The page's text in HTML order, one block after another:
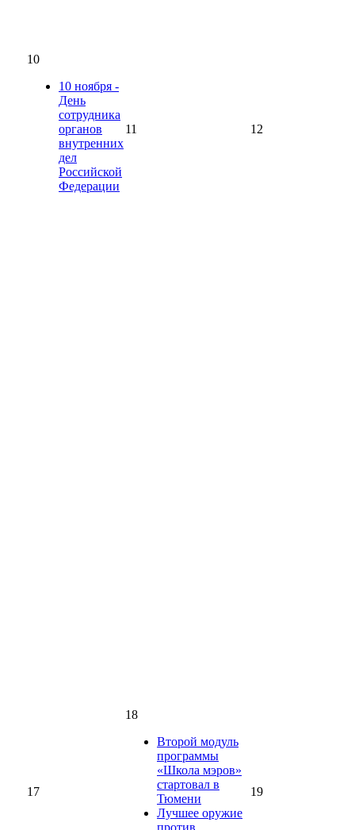
10
10 ноября -
День
сотрудника
органов
внутренних
дел
Российской
Федерации
11 12
17
18
Второй модуль
программы
«Школа мэров»
стартовал в
Тюмени
Лучшее оружие
19